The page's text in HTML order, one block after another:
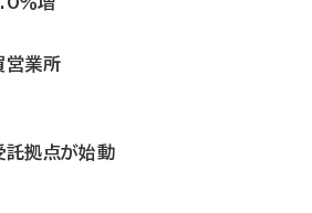
営業所
託拠点が始動